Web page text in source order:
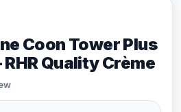
Coon Tower Plus
Quality Crème